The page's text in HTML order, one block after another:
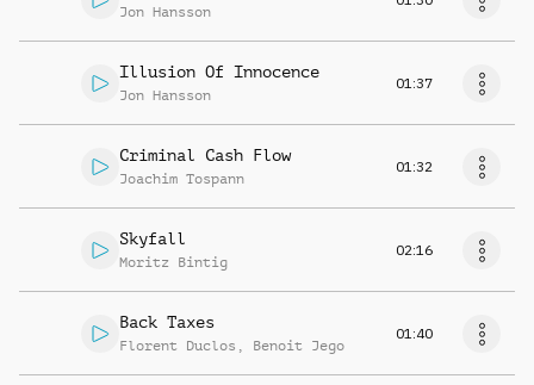
Jon Hansson
Illusion Of Innocence
Jon Hansson
01:37
Criminal Cash Flow
Joachim Tospann
01:32
Skyfall
Moritz Bintig
02:16
Back Taxes
Florent Duclos , Benoit Jego
01:40